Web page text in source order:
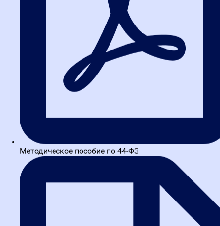
Недостоверные сведения.
Участник завышает объемы
выполненных работ или количество сотрудников.
Чтобы не пропустить эти ошибки, нужно не только знать закон,
но и уметь работать с информацией. Практические навыки
можно отработать на вебинарах по 44-ФЗ и 223-ФЗ, где
разбираются реальные кейсы из практики.
Таблица сравнения:
содержательная проверка
Критерий
проверка
Содержательная проверка
Соответствие заявки Оценка реальной
способности выполнить
ЕИС, ЕГРЮЛ, реестры
лицензий, картотека
арбитражных дел
Недостоверные сведения,
Методическое пособие по 44-ФЗ